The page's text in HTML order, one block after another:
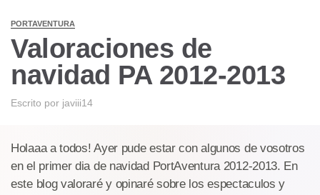
PORTAVENTURA
Valoraciones de
navidad PA 2012-2013
Escrito por javiii14
Holaaa a todos! Ayer pude estar con algunos de vosotros
en el primer dia de navidad PortAventura 2012-2013. En
este blog valoraré y opinaré sobre los espectaculos y